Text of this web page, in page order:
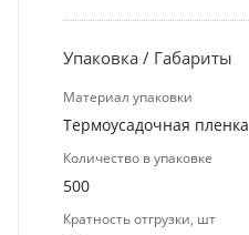
Упаковка / Габариты
Материал упаковки
Термоусадочная пленка
Количество в упаковке
500
Кратность отгрузки, шт